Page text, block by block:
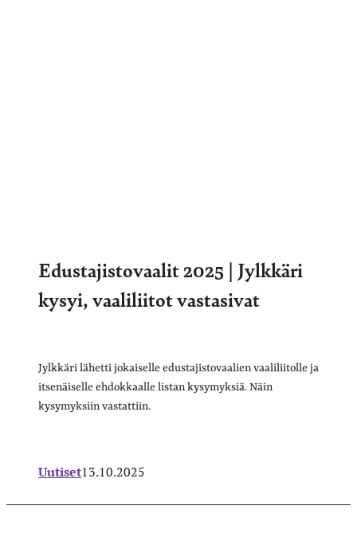
Edustajistovaalit 2025 | Jylkkäri
kysyi, vaaliliitot vastasivat
Jylkkäri lähetti jokaiselle edustajistovaalien vaaliliitolle ja
itsenäiselle ehdokkaalle listan kysymyksiä. Näin
kysymyksiin vastattiin.
Uutiset13.10.2025